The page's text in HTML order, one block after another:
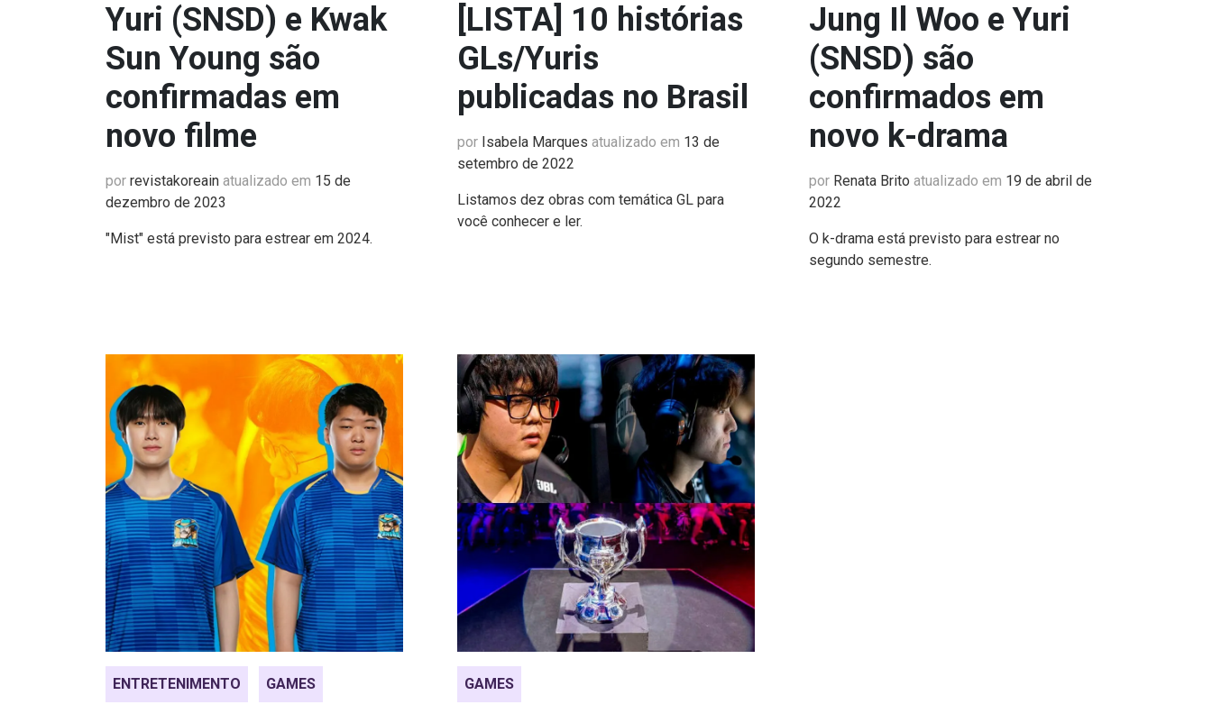
Yuri (SNSD) e Kwak
Sun Young são
confirmadas em
novo filme
por revistakoreain atualizado em 15 de
dezembro de 2023
"Mist" está previsto para estrear em 2024.
[LISTA] 10 histórias
GLs/Yuris
publicadas no Brasil
por Isabela Marques atualizado em 13 de
setembro de 2022
Listamos dez obras com temática GL para
você conhecer e ler.
Jung Il Woo e Yuri
(SNSD) são
confirmados em
novo k-drama
por Renata Brito atualizado em 19 de abril de
2022
O k-drama está previsto para estrear no
segundo semestre.
ENTRETENIMENTO GAMES GAMES